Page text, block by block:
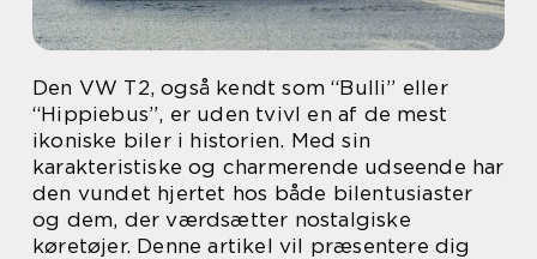
Den VW T2, også kendt som “Bulli” eller
“Hippiebus”, er uden tvivl en af de mest
ikoniske biler i historien. Med sin
karakteristiske og charmerende udseende har
den vundet hjertet hos både bilentusiaster
og dem, der værdsætter nostalgiske
køretøjer. Denne artikel vil præsentere dig